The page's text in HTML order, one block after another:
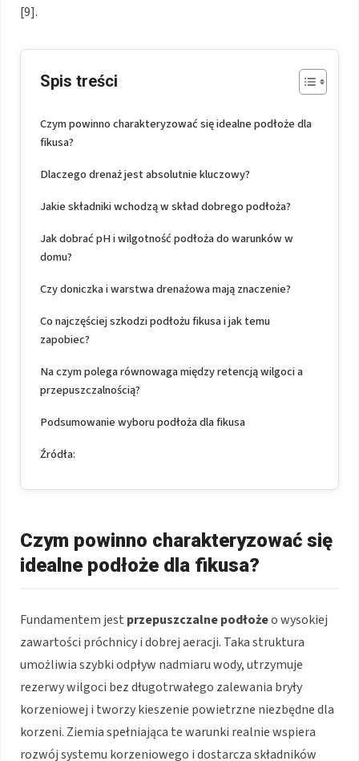
[9].
Spis treści
Czym powinno charakteryzować się idealne podłoże dla
fikusa?
Dlaczego drenaż jest absolutnie kluczowy?
Jakie składniki wchodzą w skład dobrego podłoża?
Jak dobrać pH i wilgotność podłoża do warunków w
domu?
Czy doniczka i warstwa drenażowa mają znaczenie?
Co najczęściej szkodzi podłożu fikusa i jak temu
zapobiec?
Na czym polega równowaga między retencją wilgoci a
przepuszczalnością?
Podsumowanie wyboru podłoża dla fikusa
Źródła:
Czym powinno charakteryzować się
idealne podłoże dla fikusa?
Fundamentem jest przepuszczalne podłożeo wysokiej
zawartości próchnicy i dobrej aeracji. Taka struktura
umożliwia szybki odpływ nadmiaru wody, utrzymuje
rezerwy wilgoci bez długotrwałego zalewania bryły
korzeniowej i tworzy kieszenie powietrzne niezbędne dla
korzeni. Ziemia spełniająca te warunki realnie wspiera
rozwój systemu korzeniowego i dostarcza składników